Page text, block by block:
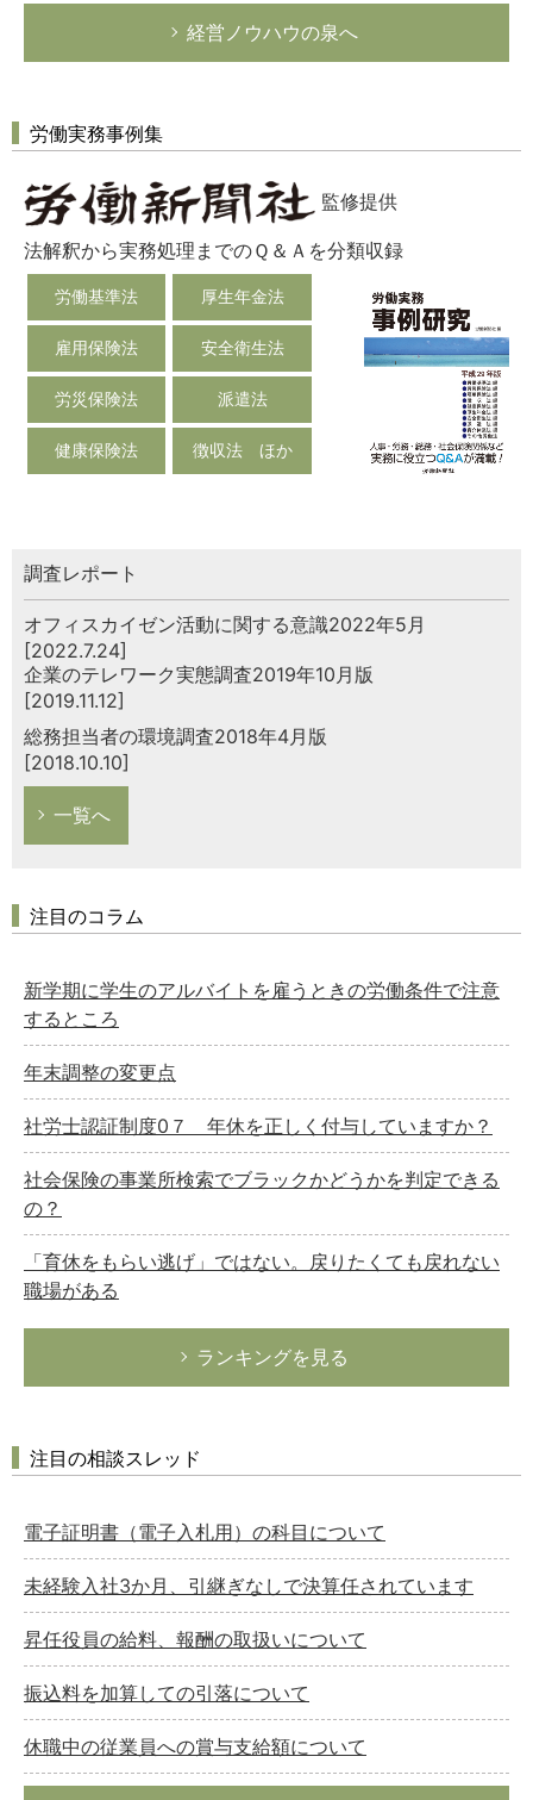
経営ノウハウの泉へ
労働実務事例集
監修提供
法解釈から実務処理までのＱ＆Ａを分類収録
労働基準法 厚生年金法
雇用保険法 安全衛生法
労災保険法 派遣法
健康保険法 徴収法 ほか
調査レポート
オフィスカイゼン活動に関する意識2022年5月
[2022.7.24]
企業のテレワーク実態調査2019年10月版
[2019.11.12]
総務担当者の環境調査2018年4月版
[2018.10.10]
一覧へ
注目のコラム
新学期に学生のアルバイトを雇うときの労働条件で注意
するところ
年末調整の変更点
社労士認証制度0７ 年休を正しく付与していますか？
社会保険の事業所検索でブラックかどうかを判定できる
の？
「育休をもらい逃げ」ではない。戻りたくても戻れない
職場がある
ランキングを見る
注目の相談スレッド
電子証明書（電子入札用）の科目について
未経験入社3か月、引継ぎなしで決算任されています
昇任役員の給料、報酬の取扱いについて
振込料を加算しての引落について
休職中の従業員への賞与支給額について